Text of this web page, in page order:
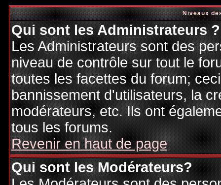
Niveaux
Qui sont les Administrateurs ?
Les Administrateurs sont des
niveau de contrôle sur tout le
toutes les facettes du forum;
bannissement d'utilisateurs, la
modérateurs, etc. Ils ont
tous les forums.
Revenir en haut de page
Qui sont les Modérateurs?